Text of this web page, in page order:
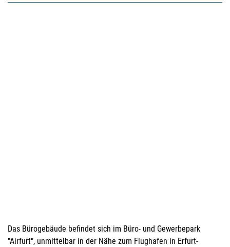
Das Bürogebäude befindet sich im Büro- und Gewerbepark
"Airfurt", unmittelbar in der Nähe zum Flughafen in Erfurt-